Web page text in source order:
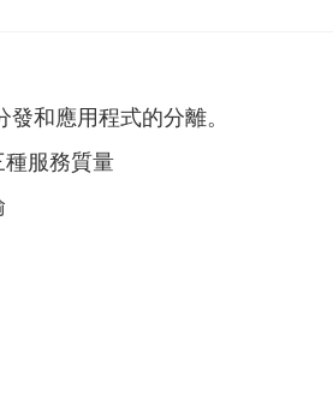
和應用程式的分離。
服務質量